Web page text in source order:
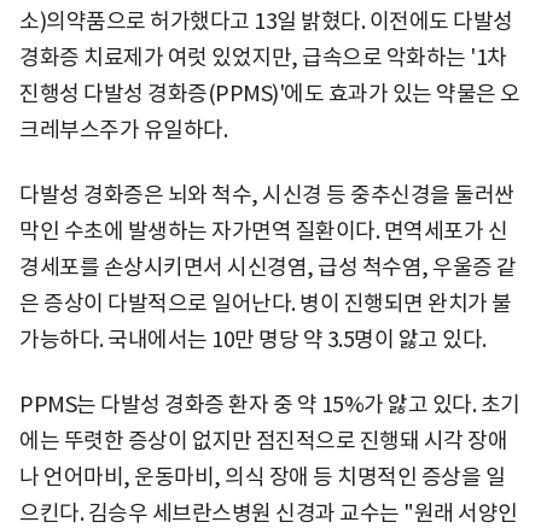
소)의약품으로 허가했다고 13일 밝혔다. 이전에도 다발성
경화증 치료제가 여럿 있었지만, 급속으로 악화하는 '1차
진행성 다발성 경화증(PPMS)'에도 효과가 있는 약물은 오
크레부스주가 유일하다.
다발성 경화증은 뇌와 척수, 시신경 등 중추신경을 둘러싼
막인 수초에 발생하는 자가면역 질환이다. 면역세포가 신
경세포를 손상시키면서 시신경염, 급성 척수염, 우울증 같
은 증상이 다발적으로 일어난다. 병이 진행되면 완치가 불
가능하다. 국내에서는 10만 명당 약 3.5명이 앓고 있다.
PPMS는 다발성 경화증 환자 중 약 15%가 앓고 있다. 초기
에는 뚜렷한 증상이 없지만 점진적으로 진행돼 시각 장애
나 언어마비, 운동마비, 의식 장애 등 치명적인 증상을 일
으킨다. 김승우 세브란스병원 신경과 교수는 "원래 서양인